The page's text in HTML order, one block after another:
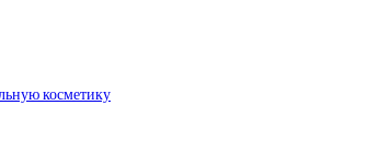
косметику